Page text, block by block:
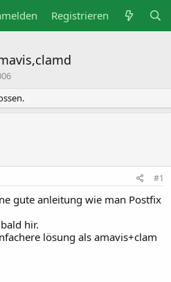
Registrieren
#1
gute anleitung wie man Postfix
hir.
lösung als amavis+clam